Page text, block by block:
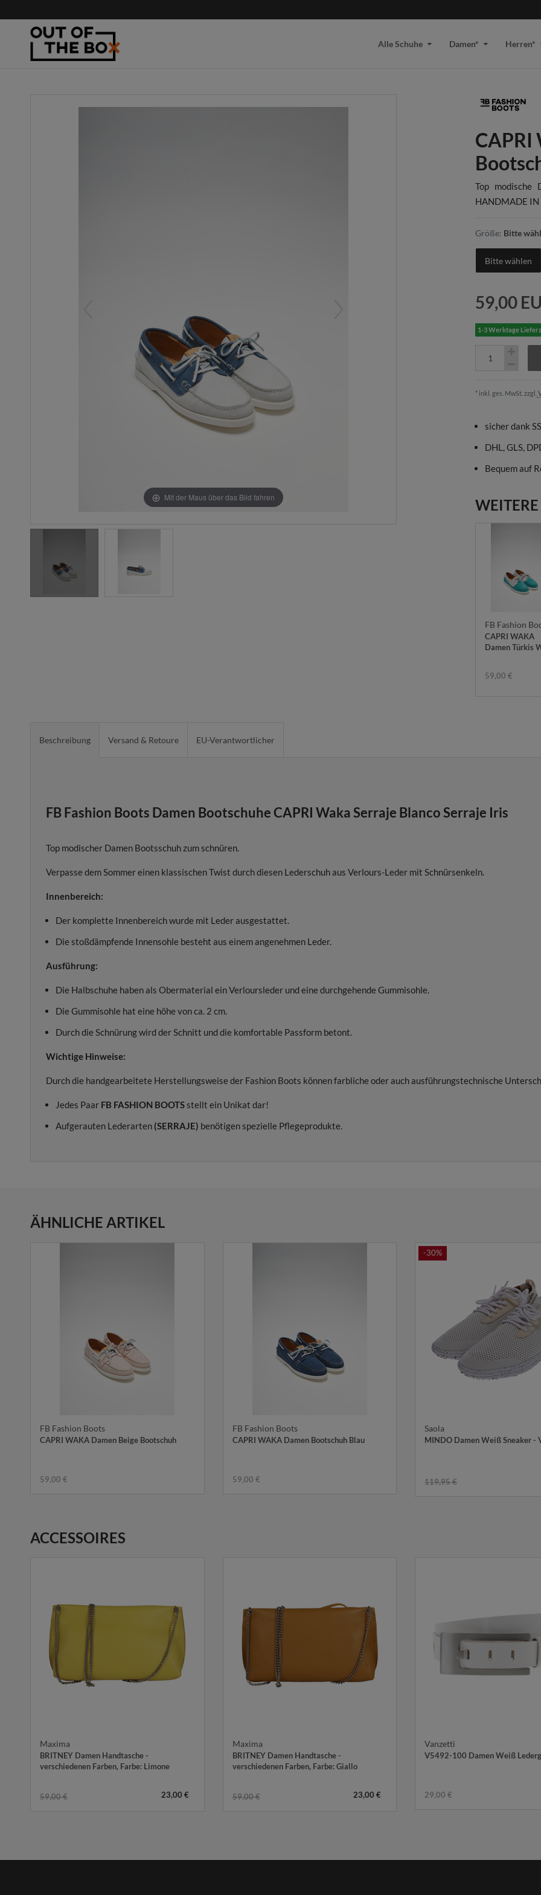
Alle Schuhe Damen* Herren*
Mit der Maus über das Bild fahren
CAPRI
Top modische
HANDMADE IN
Größe: Bitte
Bitte wählen
59,00
1-3 Werktage
* inkl. ges. MwSt. zzgl.
sicher dank
DHL, GLS,
Bequem auf
FB Fashion
CAPRI WAKA
Damen Türkis
59,00 €
Beschreibung Versand & Retoure EU-Verantwortlicher
FB Fashion Boots Damen Bootschuhe CAPRI Waka Serraje Blanco Serraje Iris
Top modischer Damen Bootsschuh zum schnüren.
Verpasse dem Sommer einen klassischen Twist durch diesen Lederschuh aus Verlours-Leder mit Schnürsenkeln.
Innenbereich:
Der komplette Innenbereich wurde mit Leder ausgestattet.
Die stoßdämpfende Innensohle besteht aus einem angenehmen Leder.
Ausführung:
Die Halbschuhe haben als Obermaterial ein Verloursleder und eine durchgehende Gummisohle.
Die Gummisohle hat eine höhe von ca. 2 cm.
Durch die Schnürung wird der Schnitt und die komfortable Passform betont.
Wichtige Hinweise:
Durch die handgearbeitete Herstellungsweise der Fashion Boots können farbliche oder auch ausführungstechnische
Jedes Paar FB FASHION BOOTSstellt ein Unikat dar!
Aufgerauten Lederarten (SERRAJE) benötigen spezielle Pflegeprodukte.
ÄHNLICHE ARTIKEL
FB Fashion Boots
CAPRI WAKA Damen Beige Bootschuh
59,00 €
FB Fashion Boots
CAPRI WAKA Damen Bootschuh Blau
59,00 €
-30%
Saola
MINDO Damen Weiß Sneaker -
119,95 €
ACCESSOIRES
Maxima
BRITNEY Damen Handtasche -
verschiedenen Farben, Farbe: Limone
59,00 € 23,00 €
Maxima
BRITNEY Damen Handtasche -
verschiedenen Farben, Farbe: Giallo
59,00 € 23,00 €
Vanzetti
V5492-100 Damen Weiß
29,00 €